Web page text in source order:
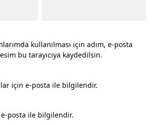
kullanılması için adım, e-posta
bu tarayıcıya kaydedilsin.
için e-posta ile bilgilendir.
e-posta ile bilgilendir.